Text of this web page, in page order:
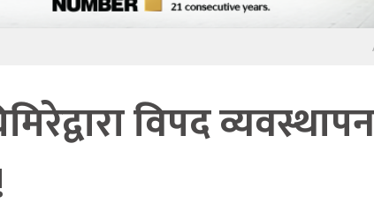
विपद